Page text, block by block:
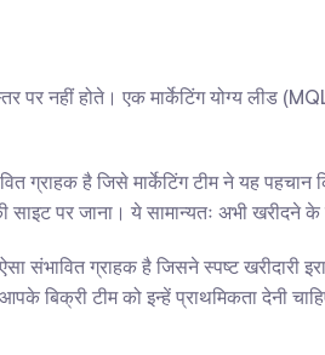
स्तर पर नहीं होते। एक मार्केटिंग योग्य
ग्राहक है जिसे मार्केटिंग टीम ने यह
पर जाना। ये सामान्यतः अभी
संभावित ग्राहक है जिसने स्पष्ट खरीदारी
बिक्री टीम को इन्हें प्राथमिकता देनी